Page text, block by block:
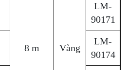
8 m Vàng
LM-
90171
LM-
90174